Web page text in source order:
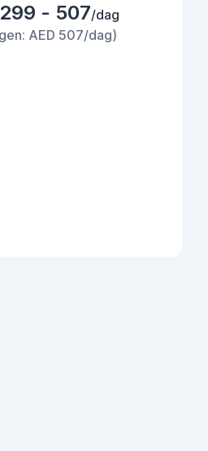
- 507/dag
AED 507/dag)